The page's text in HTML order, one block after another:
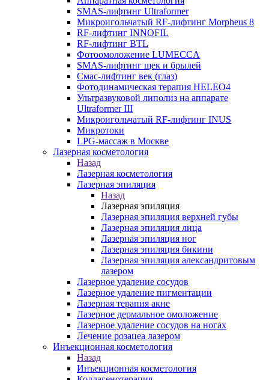
SMAS-лифтинг Ultraformer
Микроигольчатый RF-лифтинг Morpheus 8
RF-лифтинг INNOFIL
RF-лифтинг BTL
Фотоомоложение LUMECCA
SMAS-лифтинг щек и брылей
Смас-лифтинг век (глаз)
Фотодинамическая терапия HELEO4
Ультразвуковой липолиз на аппарате
Ultraformer III
Микроигольчатый RF-лифтинг INUS
Микротоки
LPG-массаж в Москве
Лазерная косметология
Назад
Лазерная косметология
Лазерная эпиляция
Назад
Лазерная эпиляция
Лазерная эпиляция верхней губы
Лазерная эпиляция лица
Лазерная эпиляция ног
Лазерная эпиляция бикини
Лазерная эпиляция александритовым
лазером
Лазерное удаление сосудов
Лазерное удаление пигментации
Лазерная терапия акне
Лазерное дермальное омоложение
Лазерное удаление сосудов на ногах
Лечение розацеа лазером
Инъекционная косметология
Назад
Инъекционная косметология